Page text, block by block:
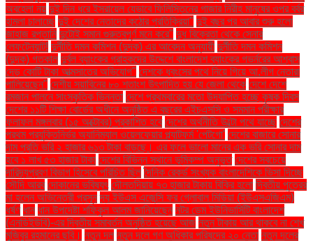
অবহেলা নয় দুই দিন ধরে ইসরায়েল যেভাবে ফিলিস্তিনের গাজার নিরীহ মানুষের ওপর বর্বর
হামলা চালাচ্ছে দুই দেশের নেতাদের কঠোর প্রতিক্রিয়া" দুই বছর পর আবার শুরু হলো
জাহাজ রপ্তানি দুটোই সমান গুরুত্বপূর্ণ মনে করে" দুধ বিক্রেতা থেকে সেনার
লেফটেন্যান্ট! দুর্নীতি দমন কমিশন (দুদক) এর আবেদন অনুযায়ী দুর্নীতি দমন কমিশন
(দুদক) গতকাল দুর্বল ব্যাংকের গ্রাহকদের উদ্দেশে বাংলাদেশ ব্যাংকের গভর্নরের আশ্বাস
দেড় কোটি টাকা আত্মসাতের অভিযোগ" দেশকে ধ্বংসের পথে নিয়ে গিয়ে আ.লীগ নেতারা
পালিয়েছেন" দেশীয় সয়াবিনের ৮০ শতাংশ উৎপাদিত হয় যে জেলা থেকে দেশে দেশে
রমজান পালনে সাংস্কৃতিক ভিন্নতা দেশে প্রথমবারের মতো উদযাপিত হচ্ছে কৃষক দিবস
দেশের ১১টি শিক্ষা বোর্ডের অধীনে অনুষ্ঠিত এ বছরের এইচএসসি ও সমমান পরীক্ষার
ফলাফল মঙ্গলবার (১৫ অক্টোবর) প্রকাশিত হবে দেশের অর্থনীতি উল্টো পথে যাচ্ছে দেশের
প্রথম প্রযুক্তিনির্ভর অ্যানিম্যাল ওয়েলফেয়ার প্ল্যাটফর্ম 'পেটগো' দেশের বাজারে সোনার
দাম প্রতি ভরি ২ হাজার ৬১৩ টাকা বাড়ছে। এর ফলে ভালো মানের এক ভরি সোনার দাম
হবে ১ লাখ ৫৩ হাজার টাকা দেশের বিভিন্ন স্থানে ভূমিকম্প অনুভূত দেশের সবচেয়ে
দারিদ্র্যপ্রবণ বিভাগ হিসেবে পরিচিত ছিল দৈনিক রেকর্ড সংখ্যক বাংলাদেশিকে ভিসা দিচ্ছে
সৌদি আরব দোকানের ভবিষ্যৎ দৌলতদিয়ায় ৭৩ হাজার টাকায় বিক্রি হলো দ্বিতীয় পুত্রের
মা হলেন অভিনেত্রী প্রসূন দ্য ইউএস এজেন্সি ফর গ্লোবাল মিডিয়া (ইউএসএজিএম)
ধর্ষণ ধান ধান উপদেষ্টা শফিকুল আলম জানিয়েছেন নটর ডেম ইউনিভার্সিটি বাংলাদেশ
(এনডিইউবি)-এর দ্বিতীয় সমাবর্তন অনুষ্ঠিত হয়েছে আজ নতুন টাকায় আর থাকবে না শেখ
মুজিবুর রহমানের ছবি। নতুন দল নতুন দলে গণ অধিকার পরিষদের ২০ নেতা নতুন দলের